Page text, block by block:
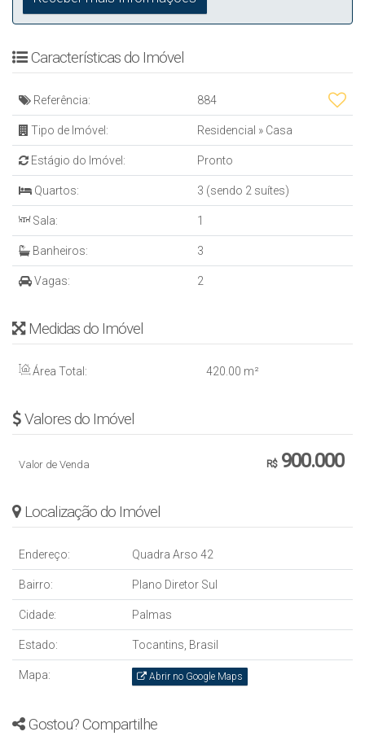
Características do Imóvel
Referência: 884
Tipo de Imóvel: Residencial » Casa
Estágio do Imóvel: Pronto
Quartos: 3 (sendo 2 suítes)
Sala: 1
Banheiros: 3
Vagas: 2
Medidas do Imóvel
Área Total: 420.00 m²
Valores do Imóvel
R$900.000
Valor de Venda
Localização do Imóvel
Endereço: Quadra Arso 42
Bairro: Plano Diretor Sul
Cidade: Palmas
Estado: Tocantins, Brasil
Mapa: Abrir no Google Maps
Gostou? Compartilhe